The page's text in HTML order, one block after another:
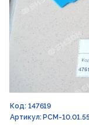
Код: 147619
Артикул: РСМ-